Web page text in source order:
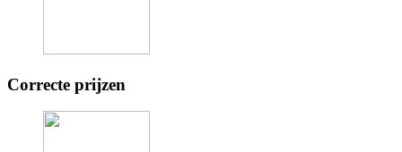
Correcte prijzen